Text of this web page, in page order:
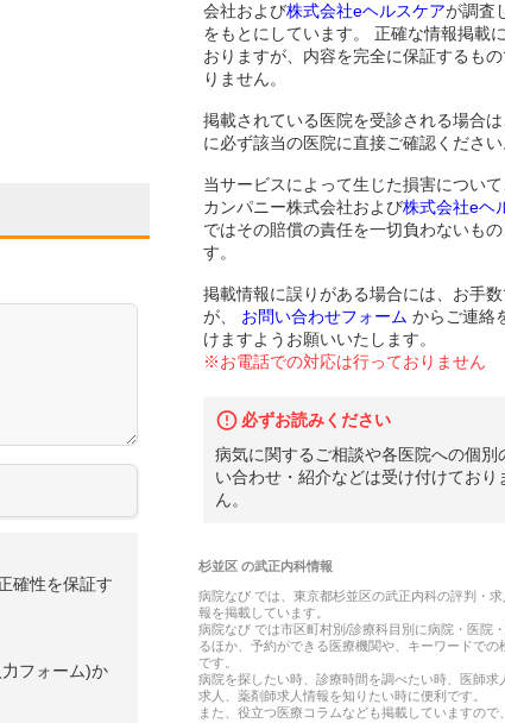
確性を保証す
フォーム)か
会社および株式会社eヘルスケアが調査
をもとにしています。 正確な情報掲載
おりますが、内容を完全に保証するも
りません。
掲載されている医院を受診される場合
に必ず該当の医院に直接ご確認ください
当サービスによって生じた損害につい
カンパニー株式会社および株式会社eヘ
ではその賠償の責任を一切負わないもの
す。
掲載情報に誤りがある場合には、お手数
が、
お問い合わせフォーム からご連絡
けますようお願いいたします。
※お電話での対応は行っておりません
必ずお読みください
病気に関するご相談や各医院への個別
い合わせ・紹介などは受け付けており
ん。
杉並区の武正内科情報
病院なび では、 東京都杉並区の武正内科の評判・求
報を掲載しています。
病院なび では市区町村別/診療科目別に病院・医院
るほか、予約ができる医療機関や、キーワードでの
です。
病院を探したい時、診療時間を調べたい時、医師求
求人、薬剤師求人情報を知りたい時に便利です。
また、役立つ医療コラムなども掲載していますので